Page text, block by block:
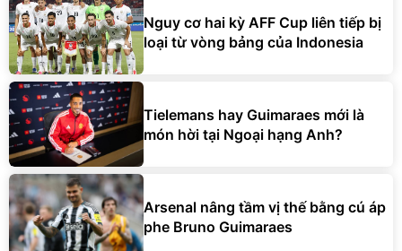
Nguy cơ hai kỳ AFF Cup liên tiếp bị
loại từ vòng bảng của Indonesia
Tielemans hay Guimaraes mới là
món hời tại Ngoại hạng Anh?
Arsenal nâng tầm vị thế bằng cú áp
phe Bruno Guimaraes